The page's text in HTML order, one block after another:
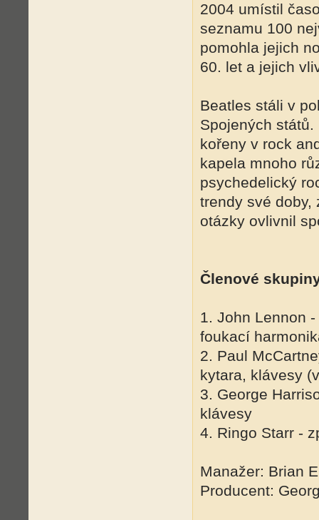
2004 umístil
seznamu 100
pomohla jejich
60. let a jejich
Beatles stáli v
Spojených
kořeny v rock
kapela mnoho
psychedelický
trendy své
otázky ovlivnil
Členové
1. John Lennon
foukací
2. Paul
kytara, klávesy
3. George
klávesy
4. Ringo Starr -
Manažer: Brian
Producent: